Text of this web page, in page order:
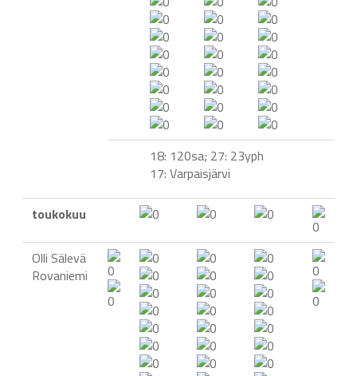
18: 120sa; 27: 23yph
17: Varpaisjärvi
toukokuu
Olli Sälevä
Rovaniemi